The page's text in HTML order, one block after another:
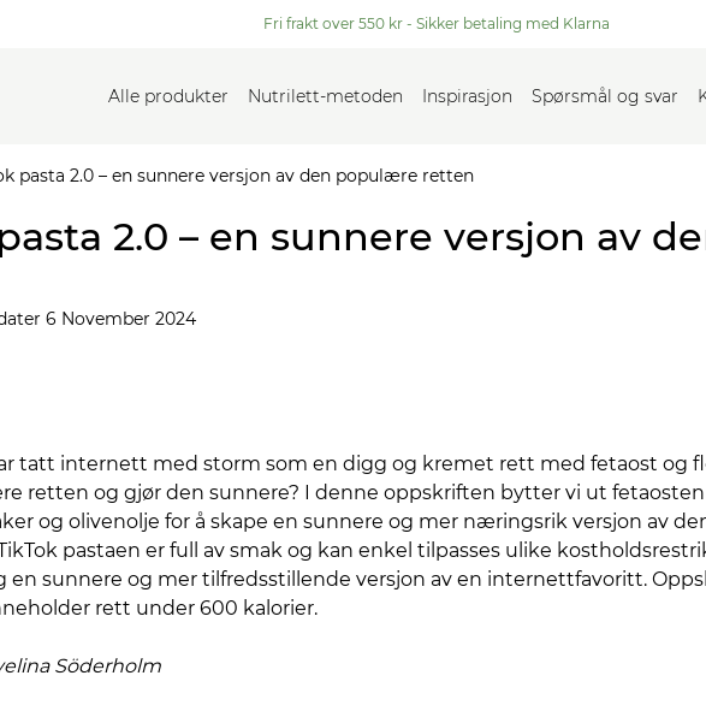
Fri frakt over 550 kr - Sikker betaling med Klarna
Alle produkter Nutrilett-metoden Inspirasjon Spørsmål og svar
pasta 2.0 – en sunnere versjon av den populære retten
2.0 – en sunnere versjon av
6 November 2024
tatt internett med storm som en digg og kremet rett med fetaost og
retten og gjør den sunnere? I denne oppskriften bytter vi ut
og olivenolje for å skape en sunnere og mer næringsrik versjon av
pastaen er full av smak og kan enkel tilpasses ulike
en sunnere og mer tilfredsstillende versjon av en internettfavoritt.
rett under 600 kalorier.
Söderholm